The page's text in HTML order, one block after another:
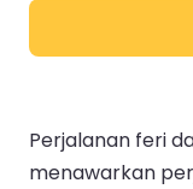
Perjalanan feri
menawarkan